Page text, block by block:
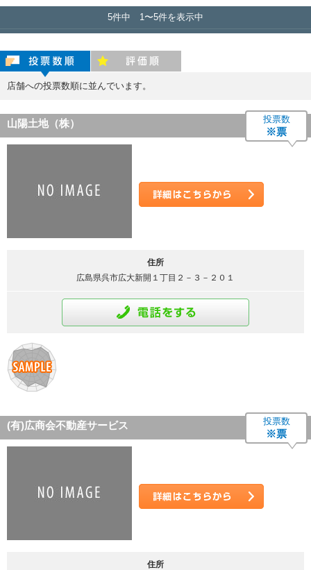
5件中 1〜5件を表示中
店舗への投票数順に並んでいます。
山陽土地（株） 投票数
※票
住所
広島県呉市広大新開１丁目２－３－２０１
(有)広商会不動産サービス 投票数
※票
住所